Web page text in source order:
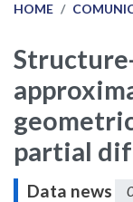
HOME
partial
Data news